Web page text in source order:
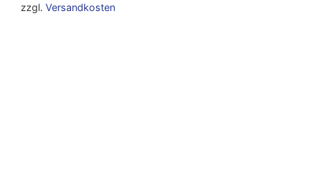
zzgl. Versandkosten